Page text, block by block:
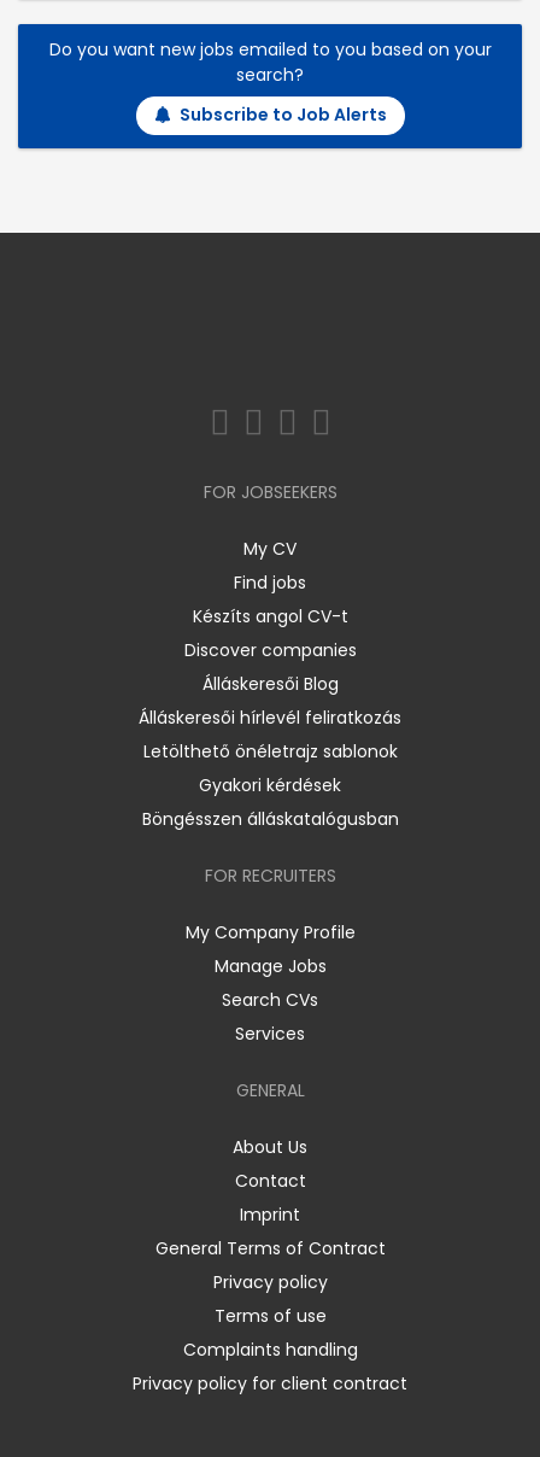
Do you want new jobs emailed to you based on your
search?
Subscribe to Job Alerts
FOR JOBSEEKERS
My CV
Find jobs
Készíts angol CV-t
Discover companies
Álláskeresői Blog
Álláskeresői hírlevél feliratkozás
Letölthető önéletrajz sablonok
Gyakori kérdések
Böngésszen álláskatalógusban
FOR RECRUITERS
My Company Profile
Manage Jobs
Search CVs
Services
GENERAL
About Us
Contact
Imprint
General Terms of Contract
Privacy policy
Terms of use
Complaints handling
Privacy policy for client contract